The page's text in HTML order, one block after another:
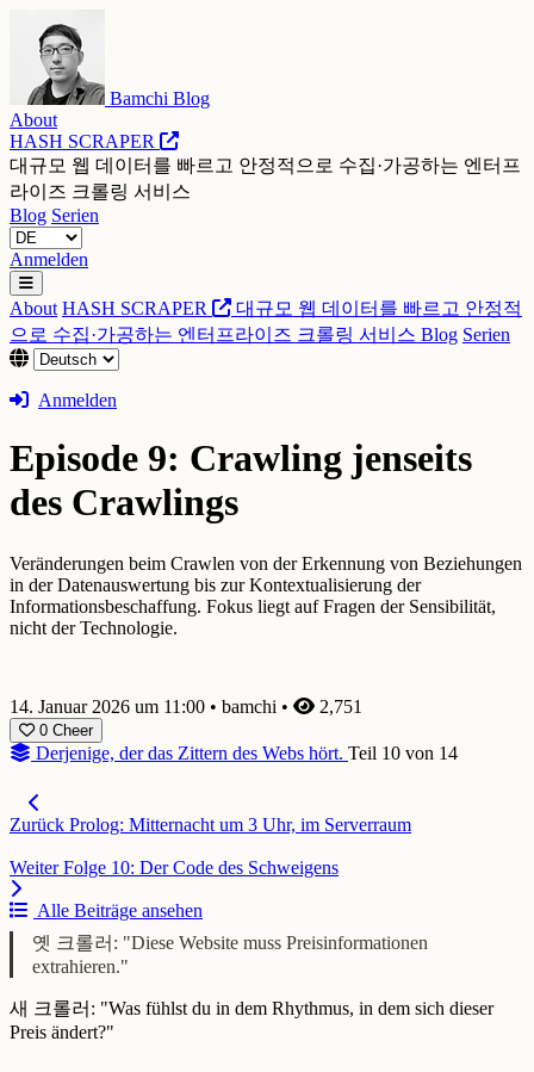
Bamchi Blog
About
HASH SCRAPER
대규모 웹 데이터를 빠르고 안정적으로 수집·가공하는 엔터프
라이즈 크롤링 서비스
Blog Serien
Anmelden
About HASH SCRAPER
대규모 웹 데이터를 빠르고 안정적
으로 수집·가공하는 엔터프라이즈 크롤링 서비스 Blog Serien
Anmelden
Episode 9: Crawling jenseits
des Crawlings
Veränderungen beim Crawlen von der Erkennung von Beziehungen
in der Datenauswertung bis zur Kontextualisierung der
Informationsbeschaffung. Fokus liegt auf Fragen der Sensibilität,
nicht der Technologie.
14. Januar 2026 um 11:00 • bamchi • 2,751
0 Cheer
Derjenige, der das Zittern des Webs hört. Teil 10 von 14
Zurück Prolog: Mitternacht um 3 Uhr, im Serverraum
Weiter Folge 10: Der Code des Schweigens
Alle Beiträge ansehen
옛 크롤러: "Diese Website muss Preisinformationen
extrahieren."
새 크롤러: "Was fühlst du in dem Rhythmus, in dem sich dieser
Preis ändert?"